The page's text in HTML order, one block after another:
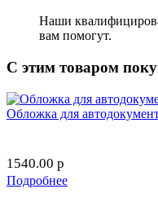
Наши
вам помогут.
С этим товаром
Обложка для
1540.00 p
Подробнее